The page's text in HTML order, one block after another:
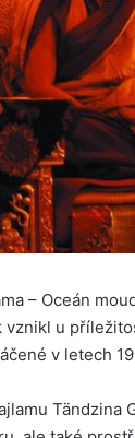
– Oceán
u
v letech
Tändzina